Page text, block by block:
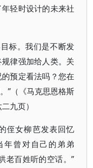
轻时设计的未来社
标。我们是不断发
律强加给人类。关
预定看法吗？您在
”（《马克思恩格斯
九页）
侄女柳芭发表回忆
曾对自己的弟弟
老百姓听的空话。”